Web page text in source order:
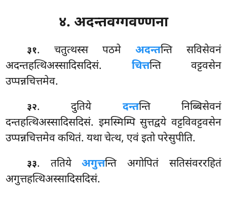
४. अदन्तवग्गवण्णना
३१. चतुत्थस्स पठमे अदन्तन्ति सविसेवनं
अदन्तहत्थिअस्सादिसदिसं. चित्तन्ति वट्टवसेन
उप्पन्नचित्तमेव.
३२. दुतिये दन्तन्ति निब्बिसेवनं
दन्तहत्थिअस्सादिसदिसं. इमस्मिम्पि सुत्तद्वये वट्टविवट्टवसेन
उप्पन्नचित्तमेव कथितं. यथा चेत्थ, एवं इतो परेसुपीति.
३३. ततियेअगुत्तन्ति अगोपितं सतिसंवररहितं
अगुत्तहत्थिअस्सादिसदिसं.